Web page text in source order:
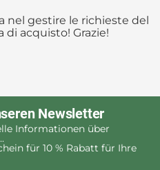
nel gestire le richieste del
acquisto! Grazie!
Newsletter
Informationen über
für 10 % Rabatt für Ihre